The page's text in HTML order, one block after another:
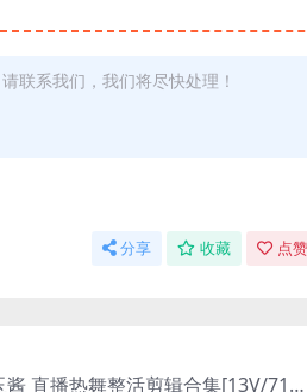
联系我们，我们将尽快处理！
分享 收藏 点
酱 直播热舞整活剪辑合集[13V/716